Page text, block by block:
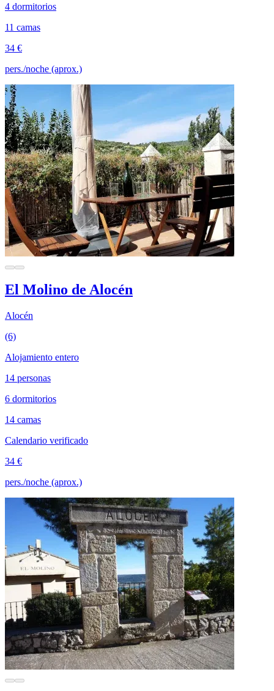
4 dormitorios
11 camas
34 €
pers./noche (aprox.)
El Molino de Alocén
Alocén
(6)
Alojamiento entero
14 personas
6 dormitorios
14 camas
Calendario verificado
34 €
pers./noche (aprox.)